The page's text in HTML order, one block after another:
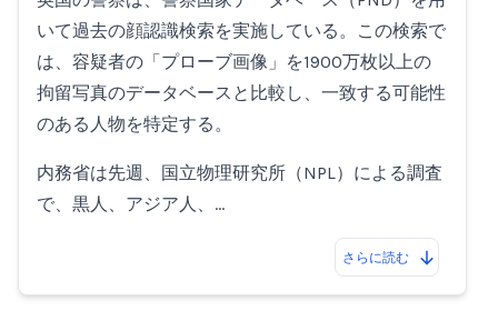
いて過去の顔認識検索を実施している。この検索で
は、容疑者の「プローブ画像」を1900万枚以上の
拘留写真のデータベースと比較し、一致する可能性
のある人物を特定する。
内務省は先週、国立物理研究所（NPL）による調査
で、黒人、アジア人、…
さらに読む